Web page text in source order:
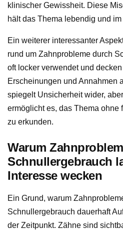
klinischer Gewissheit. Diese
hält das Thema lebendig und im
Ein weiterer interessanter
rund um Zahnprobleme durch
oft locker verwendet und
Erscheinungen und Annahmen
spiegelt Unsicherheit wider,
ermöglicht es, das Thema ohne
zu erkunden.
Warum
Schnullergebrauch
Interesse wecken
Ein Grund, warum
Schnullergebrauch dauerhaft
der Zeitpunkt. Zähne sind